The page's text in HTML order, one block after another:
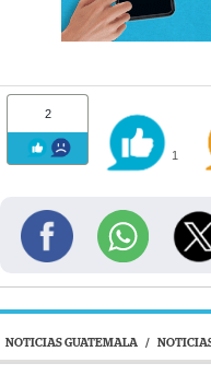
2
1
NOTICIAS GUATEMALA /